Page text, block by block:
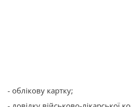
- облікову картку;